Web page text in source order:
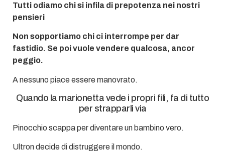
Tutti odiamo chi si infila di prepotenza nei nostri
pensieri
Non sopportiamo chi ci interrompe per dar
fastidio. Se poi vuole vendere qualcosa, ancor
peggio.
A nessuno piace essere manovrato.
Quando la marionetta vede i propri fili, fa di tutto
per strapparli via
Pinocchio scappa per diventare un bambino vero.
Ultron decide di distruggere il mondo.